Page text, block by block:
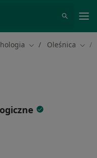
Zmień miasto
Oleśnica